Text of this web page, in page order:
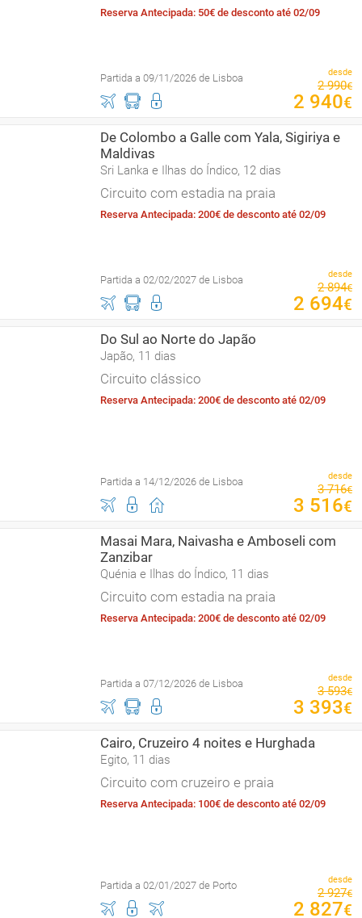
Reserva Antecipada: 50€ de desconto até 02/09
Partida a 09/11/2026 de Lisboa desde
2 990€
2 940€
De Colombo a Galle com Yala, Sigiriya e
Maldivas
Sri Lanka e Ilhas do Índico, 12 dias
Circuito com estadia na praia
Reserva Antecipada: 200€ de desconto até 02/09
Partida a 02/02/2027 de Lisboa desde
2 894€
2 694€
Do Sul ao Norte do Japão
Japão, 11 dias
Circuito clássico
Reserva Antecipada: 200€ de desconto até 02/09
Partida a 14/12/2026 de Lisboa desde
3 716€
3 516€
Masai Mara, Naivasha e Amboseli com
Zanzibar
Quénia e Ilhas do Índico, 11 dias
Circuito com estadia na praia
Reserva Antecipada: 200€ de desconto até 02/09
Partida a 07/12/2026 de Lisboa desde
3 593€
3 393€
Cairo, Cruzeiro 4 noites e Hurghada
Egito, 11 dias
Circuito com cruzeiro e praia
Reserva Antecipada: 100€ de desconto até 02/09
Partida a 02/01/2027 de Porto desde
2 927€
2 827€